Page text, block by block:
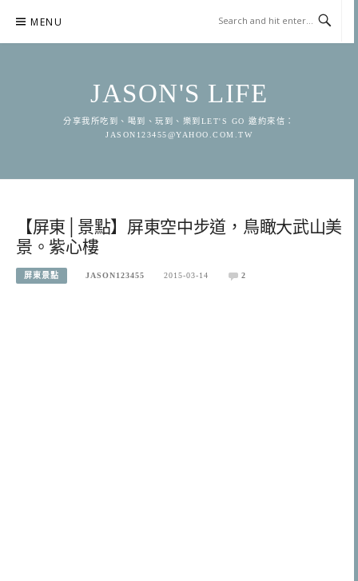
content
MENU
JASON'S LIFE
分享我所吃到、喝到、玩到、樂到LET'S GO 邀約來信：
JASON123455@YAHOO.COM.TW
【屏東│景點】屏東空中步道，鳥瞰大武山美
景。紫心樓
屏東景點 JASON123455 2015-03-14 2